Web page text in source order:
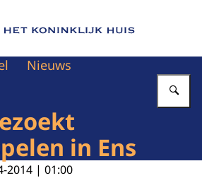
van Het Koninklijk Huis
Nieuws
in Ens
2014 | 01:00